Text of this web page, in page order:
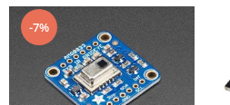
Telecomenzi
Accesorii
Accesorii
Antene
-7%